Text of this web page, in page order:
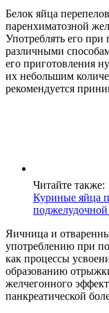
Белок яйца
паренхиматозной
Употреблять его
различными
его приготовления
их небольшим
рекомендуется
Читайте также:
Куриные яйца
Яичница и
употреблению при
как процессы
образованию
желчегонного
панкреатической